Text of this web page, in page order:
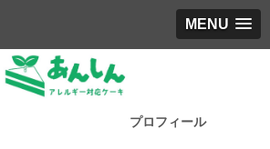
MENU
プロフィール